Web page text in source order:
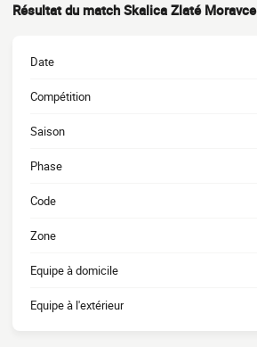
Résultat du match Skalica Zlaté Moravce
Date
Compétition
Saison
Phase
Code
Zone
Equipe à domicile
Equipe à l'extérieur